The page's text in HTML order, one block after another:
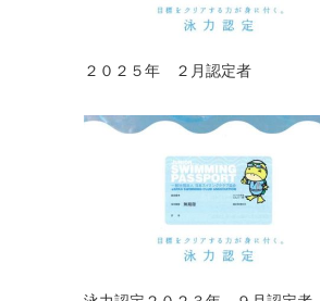
２０２５年 ２月認定者